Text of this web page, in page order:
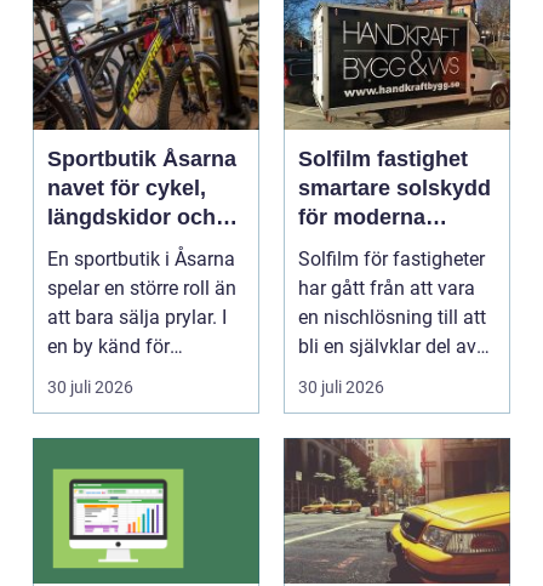
Sportbutik Åsarna
navet för cykel,
längdskidor och
löpning i södra
jämtland
En sportbutik i Åsarna
spelar en större roll än
att bara sälja prylar. I
en by känd för
längdskidåkn...
30 juli 2026
Solfilm fastighet
smartare solskydd
för moderna
byggnader
Solfilm för fastigheter
har gått från att vara
en nischlösning till att
bli en självklar del av
mode...
30 juli 2026